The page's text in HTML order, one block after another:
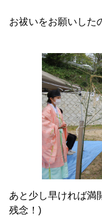
お祓いをお願いした
あと少し早ければ満
残念！)